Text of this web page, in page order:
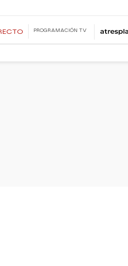
PROGRAMACIÓN TV